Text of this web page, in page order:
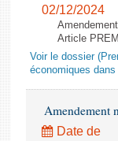
02/12/2024
Article
Voir le dossier
économiques dans
Amendement
Date de